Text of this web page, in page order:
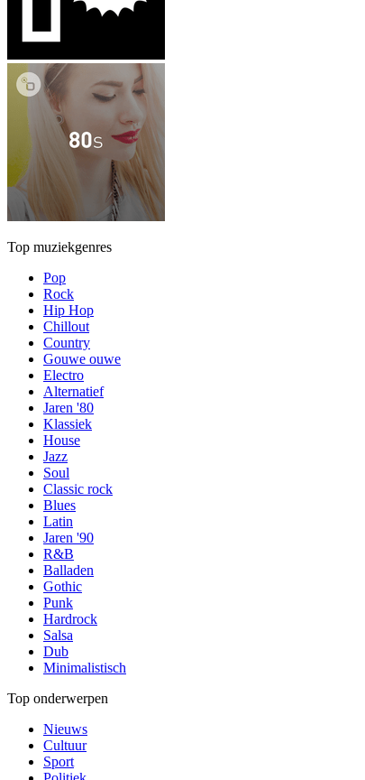
Top muziekgenres
Pop
Rock
Hip Hop
Chillout
Country
Gouwe ouwe
Electro
Alternatief
Jaren '80
Klassiek
House
Jazz
Soul
Classic rock
Blues
Latin
Jaren '90
R&B
Balladen
Gothic
Punk
Hardrock
Salsa
Dub
Minimalistisch
Top onderwerpen
Nieuws
Cultuur
Sport